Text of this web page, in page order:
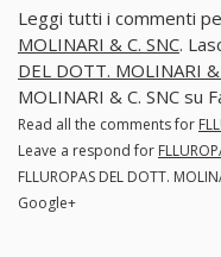
Leggi tutti i commenti
MOLINARI & C. SNC.
DEL DOTT. MOLINARI &
MOLINARI & C. SNC su
Read all the comments for
Leave a respond for
FLLUROPAS DEL DOTT.
Google+